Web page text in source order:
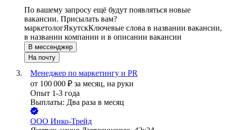
По вашему запросу ещё будут появляться новые
вакансии. Присылать вам?
маркетологЯкутскКлючевые слова в названии вакансии,
в названии компании и в описании вакансии
В мессенджер
На почту
Менеджер по маркетингу и PR
от 100 000 ₽ за месяц, на руки
Опыт 1-3 года
Выплаты: Два раза в месяц
ООО Инко-Трейд